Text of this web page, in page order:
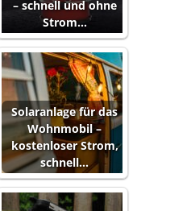
– schnell und ohne
Strom…
Solaranlage für das
Wohnmobil –
kostenloser Strom,
schnell…